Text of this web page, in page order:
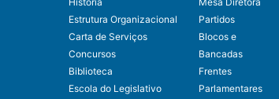
Estrutura Organizacional
Carta de Serviços
Concursos
Biblioteca
Escola do Legislativo
Partidos
Blocos e
Bancadas
Frentes
Parlamentares